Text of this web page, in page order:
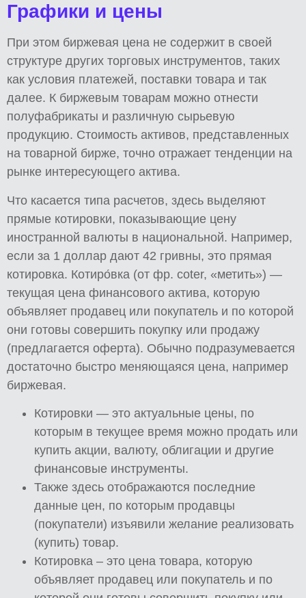
Графики и цены
При этом биржевая цена не содержит в своей
структуре других торговых инструментов, таких
как условия платежей, поставки товара и так
далее. К биржевым товарам можно отнести
полуфабрикаты и различную сырьевую
продукцию. Стоимость активов, представленных
на товарной бирже, точно отражает тенденции на
рынке интересующего актива.
Что касается типа расчетов, здесь выделяют
прямые котировки, показывающие цену
иностранной валюты в национальной. Например,
если за 1 доллар дают 42 гривны, это прямая
котировка. Котиро́вка (от фр. coter, «метить») —
текущая цена финансового актива, которую
объявляет продавец или покупатель и по которой
они готовы совершить покупку или продажу
(предлагается оферта). Обычно подразумевается
достаточно быстро меняющаяся цена, например
биржевая.
Котировки — это актуальные цены, по
которым в текущее время можно продать или
купить акции, валюту, облигации и другие
финансовые инструменты.
Также здесь отображаются последние
данные цен, по которым продавцы
(покупатели) изъявили желание реализовать
(купить) товар.
Котировка – это цена товара, которую
объявляет продавец или покупатель и по